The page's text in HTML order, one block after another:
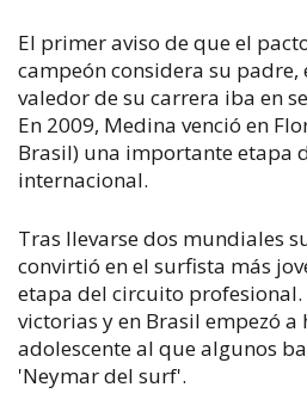
El primer aviso de que el
campeón considera su
valedor de su carrera iba en
En 2009, Medina venció en
Brasil) una importante etapa
internacional.
Tras llevarse dos mundiales
convirtió en el surfista más
etapa del circuito profesional.
victorias y en Brasil empezó
adolescente al que algunos
'Neymar del surf'.